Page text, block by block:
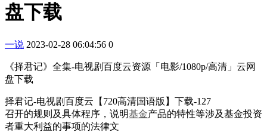
盘下载
一说 2023-02-28 06:04:56 0
《择君记》全集-电视剧百度云资源「电影/1080p/高清」云网
盘下载
择君记-电视剧百度云【720高清国语版】下载-127
召开的规则及具体程序，说明基金产品的特性等涉及基金投资
者重大利益的事项的法律文